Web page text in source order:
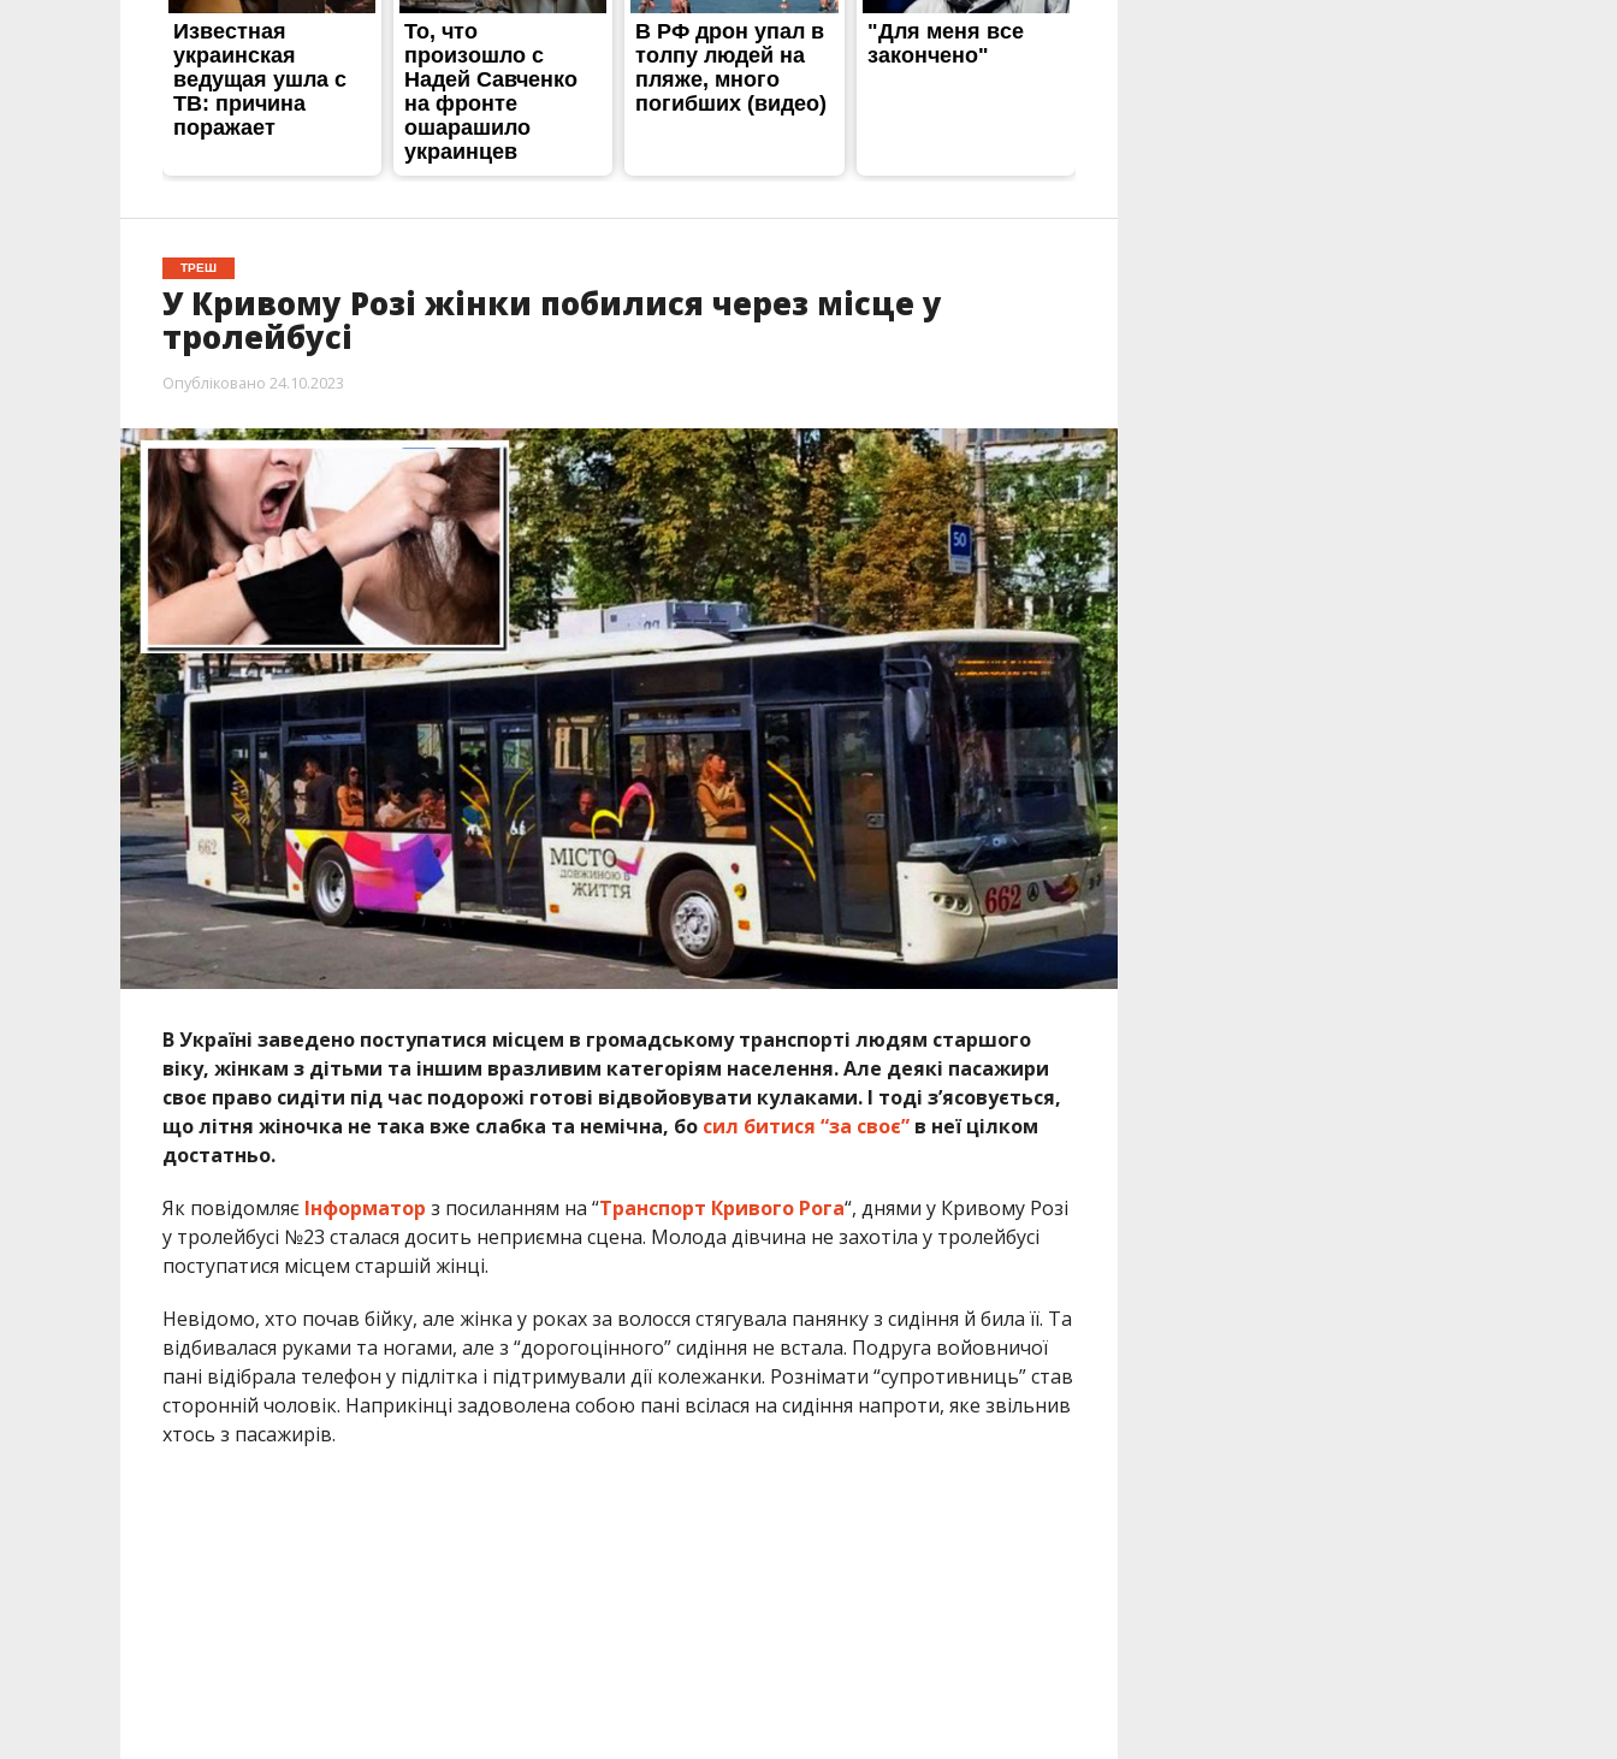
ТРЕШ
У Кривому Розі жінки побилися через місце у
тролейбусі
Опубліковано 24.10.2023
В Україні заведено поступатися місцем в громадському транспорті людям старшого
віку, жінкам з дітьми та іншим вразливим категоріям населення. Але деякі пасажири
своє право сидіти під час подорожі готові відвойовувати кулаками. І тоді з’ясовується,
що літня жіночка не така вже слабка та немічна, бо сил битися “за своє”в неї цілком
достатньо.
Як повідомляє Інформатор з посиланням на “Транспорт Кривого Рога“, днями у Кривому Розі
у тролейбусі №23 сталася досить неприємна сцена. Молода дівчина не захотіла у тролейбусі
поступатися місцем старшій жінці.
Невідомо, хто почав бійку, але жінка у роках за волосся стягувала панянку з сидіння й била її. Та
відбивалася руками та ногами, але з “дорогоцінного” сидіння не встала. Подруга войовничої
пані відібрала телефон у підлітка і підтримували дії колежанки. Рознімати “супротивниць” став
сторонній чоловік. Наприкінці задоволена собою пані всілася на сидіння напроти, яке звільнив
хтось з пасажирів.